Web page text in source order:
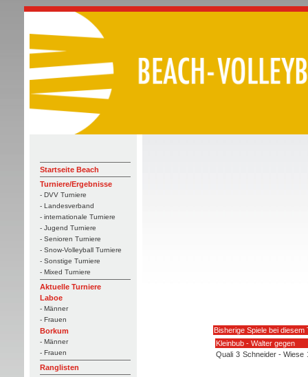
Startseite Beach
Turniere/Ergebnisse
- DVV Turniere
- Landesverband
- internationale Turniere
- Jugend Turniere
- Senioren Turniere
- Snow-Volleyball Turniere
- Sonstige Turniere
- Mixed Turniere
Aktuelle Turniere
Laboe
- Männer
- Frauen
Borkum
- Männer
- Frauen
Ranglisten
Bisherige Spiele bei diesem
Kleinbub - Walter gegen
Quali 3 Schneider - Wiese